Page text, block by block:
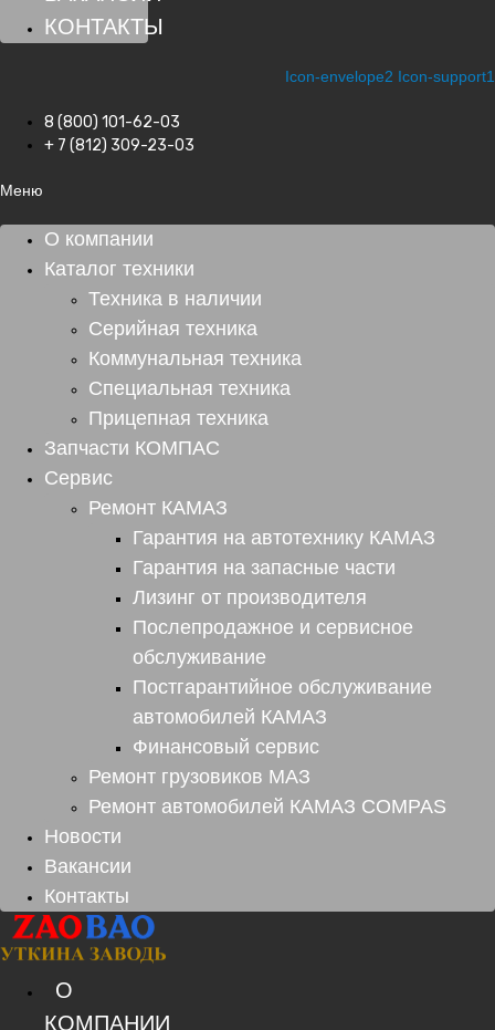
КОНТАКТЫ
Icon-envelope2 Icon-support1
8 (800) 101-62-03
+ 7 (812) 309-23-03
Меню
О компании
Каталог техники
Техника в наличии
Серийная техника
Коммунальная техника
Специальная техника
Прицепная техника
Запчасти КОМПАС
Сервис
Ремонт КАМАЗ
Гарантия на автотехнику КАМАЗ
Гарантия на запасные части
Лизинг от производителя
Послепродажное и сервисное
обслуживание
Постгарантийное обслуживание
автомобилей КАМАЗ
Финансовый сервис
Ремонт грузовиков МАЗ
Ремонт автомобилей КАМАЗ COMPAS
Новости
Вакансии
Контакты
О
КОМПАНИИ